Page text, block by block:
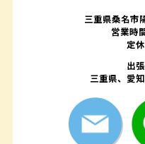
三重県桑名市
営業時
定
出
三重県、愛